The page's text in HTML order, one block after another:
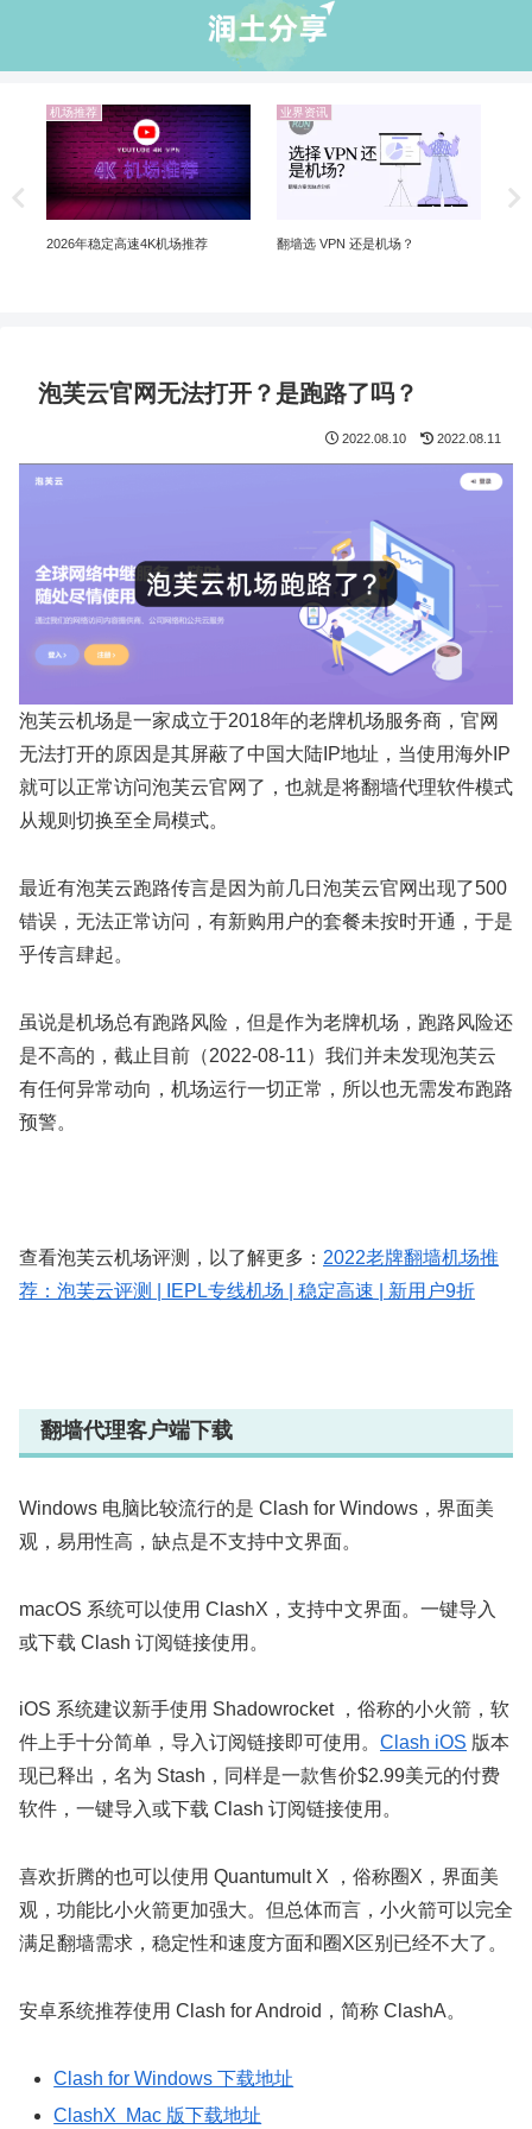
还是机场？
机场推荐
2026 中国国内10大翻墙机场推荐 |
翻墙VPN已经过时了
Netflix 机场推荐：解
制剧、Disney+ 全解锁
泡芙云官网无法打开？是跑路了吗？
2022.08.10 2022.08.11
泡芙云机场是一家成立于2018年的老牌机场服务商，官网
无法打开的原因是其屏蔽了中国大陆IP地址，当使用海外IP
就可以正常访问泡芙云官网了，也就是将翻墙代理软件模式
从规则切换至全局模式。
最近有泡芙云跑路传言是因为前几日泡芙云官网出现了500
错误，无法正常访问，有新购用户的套餐未按时开通，于是
乎传言肆起。
虽说是机场总有跑路风险，但是作为老牌机场，跑路风险还
是不高的，截止目前（2022-08-11）我们并未发现泡芙云
有任何异常动向，机场运行一切正常，所以也无需发布跑路
预警。
查看泡芙云机场评测，以了解更多： 2022老牌翻墙机场推
荐：泡芙云评测 | IEPL专线机场 | 稳定高速 | 新用户9折
翻墙代理客户端下载
Windows 电脑比较流行的是 Clash for Windows，界面美
观，易用性高，缺点是不支持中文界面。
macOS 系统可以使用 ClashX，支持中文界面。一键导入
或下载 Clash 订阅链接使用。
iOS 系统建议新手使用 Shadowrocket ，俗称的小火箭，软
件上手十分简单，导入订阅链接即可使用。 Clash iOS 版本
现已释出，名为 Stash，同样是一款售价$2.99美元的付费
软件，一键导入或下载 Clash 订阅链接使用。
喜欢折腾的也可以使用 Quantumult X ，俗称圈X，界面美
观，功能比小火箭更加强大。但总体而言，小火箭可以完全
满足翻墙需求，稳定性和速度方面和圈X区别已经不大了。
安卓系统推荐使用 Clash for Android，简称 ClashA。
Clash for Windows 下载地址
ClashX Mac 版下载地址